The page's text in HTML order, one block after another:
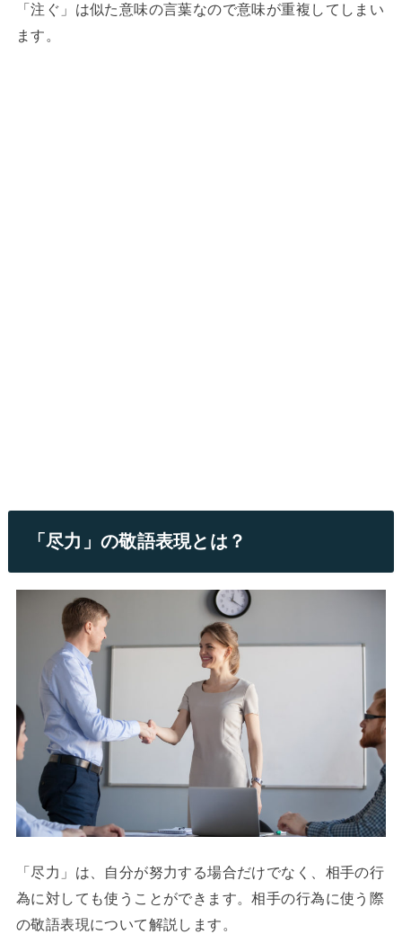
「注ぐ」は似た意味の言葉なので意味が重複してしまい
ます。
「尽力」の敬語表現とは？
「尽力」は、自分が努力する場合だけでなく、相手の行
為に対しても使うことができます。相手の行為に使う際
の敬語表現について解説します。